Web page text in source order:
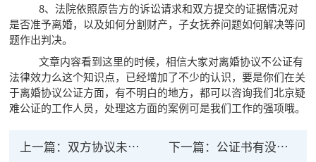
8、法院依照原告方的诉讼请求和双方提交的证据情况对
是否准予离婚，以及如何分割财产，子女抚养问题如何解决等问
题作出判决。
文章内容看到这里的时候，相信大家对离婚协议不公证有
法律效力么这个知识点，已经增加了不少的认识，要是你们在关
于离婚协议公证方面，有不明白的地方，都可以咨询我们北京疑
难公证的工作人员，处理这方面的案例可是我们工作的强项哦。
上一篇： 双方协议未公证是否有法律效力？ 下一篇： 公证书有没有法律效力？公证书的内容有哪些？